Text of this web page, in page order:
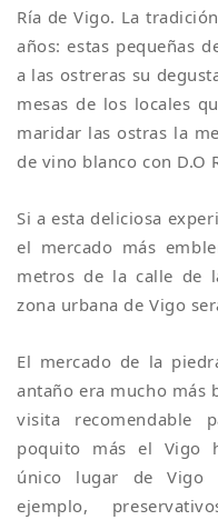
Ría de Vigo. La
años: estas pequeñas
a las ostreras su
mesas de los locales
maridar las ostras la
de vino blanco con D.O
Si a esta deliciosa
el mercado más
metros de la calle de
zona urbana de Vigo
El mercado de la
antaño era mucho más
visita recomendable
poquito más el Vigo
único lugar de Vigo
ejemplo,